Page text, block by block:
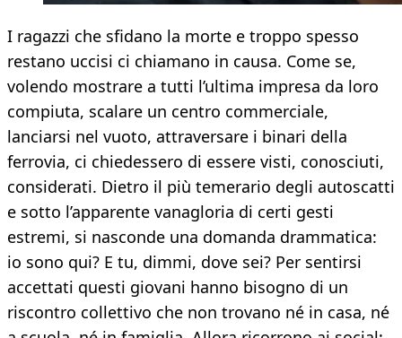
I ragazzi che sfidano la morte e troppo spesso
restano uccisi ci chiamano in causa. Come se,
volendo mostrare a tutti l’ultima impresa da loro
compiuta, scalare un centro commerciale,
lanciarsi nel vuoto, attraversare i binari della
ferrovia, ci chiedessero di essere visti, conosciuti,
considerati. Dietro il più temerario degli autoscatti
e sotto l’apparente vanagloria di certi gesti
estremi, si nasconde una domanda drammatica:
io sono qui? E tu, dimmi, dove sei? Per sentirsi
accettati questi giovani hanno bisogno di un
riscontro collettivo che non trovano né in casa, né